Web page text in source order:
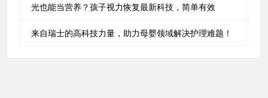
光也能当营养？孩子视力恢复最新科技，简单有效
来自瑞士的高科技力量，助力母婴领域解决护理难题！